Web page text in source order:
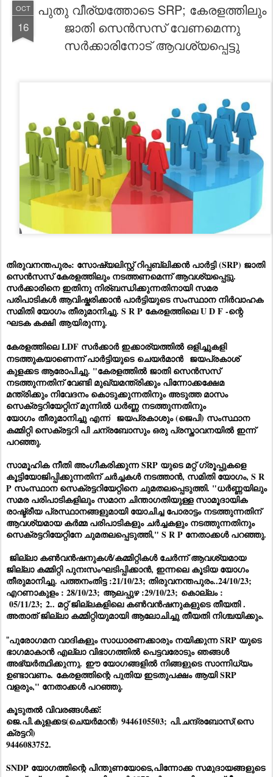
OCT
16
പുതു വീര്യത്തോടെ SRP; കേരളത്തിലും
ജാതി സെൻസസ് വേണമെന്നു
സർക്കാരിനോട് ആവശ്യപ്പെട്ടു
തിരുവനന്തപുരം: സോഷ്യലിസ്റ്റ് റിപ്പബ്ലിക്കൻ പാർട്ടി (SRP) ജാതി
സെൻസസ് കേരളത്തിലും നടത്തണമെന്ന് ആവശ്യപ്പെട്ടു.
സർക്കാരിനെ ഇതിനു നിര്ബന്ധിക്കുന്നതിനായി സമര
പരിപാടികൾ ആവിഷ്കരിക്കാൻ പാർട്ടിയുടെ സംസ്ഥാന നിർവാഹക
സമിതി യോഗം തീരുമാനിച്ചു. S R P കേരളത്തിലെ U D F -ന്റെ
ഘടക കക്ഷി ആയിരുന്നു.
കേരളത്തിലെ LDF സർക്കാർ ഇക്കാര്യത്തിൽ ഒളിച്ചുകളി
നടത്തുകയാണെന്ന് പാർട്ടിയുടെ ചെയർമാൻ ജയപ്രകാശ്
കുളക്കട ആരോപിച്ചു. "കേരളത്തിൽ ജാതി സെൻസസ്
നടത്തുന്നതിന് വേണ്ടി മുഖ്യമന്ത്രിക്കും പിന്നോക്കക്ഷേമ
മന്ത്രിക്കും നിവേദനം കൊടുക്കുന്നതിനും അടുത്ത മാസം
സെക്രട്ടറിയേറ്റിന് മുന്നിൽ ധർണ്ണ നടത്തുന്നതിനും
യോഗം തീരുമാനിച്ചു എന്ന് ജയപ്രകാശും (ജെപി) സംസ്ഥാന
കമ്മിറ്റി സെക്രട്ടറി പി ചന്രബോസും ഒരു പ്രസ്താവനയിൽ ഇന്ന്
പറഞ്ഞു.
സാമൂഹിക നീതി അംഗീകരിക്കുന്ന SRP യുടെ മറ്റ് ഗ്രൂപ്പുകളെ
കൂട്ടിയോജിപ്പിക്കുന്നതിന് ചർച്ചകൾ നടത്താൻ, സമിതി യോഗം, S R
P സംസ്ഥാന സെക്രട്ടറിയേറ്റിനെ ചുമതലപ്പെടുത്തി. "ധർണ്ണയിലും
സമര പരിപാടികളിലും സമാന ചിന്താഗതിയുള്ള സാമൂദായിക
രാഷ്ട്രീയ പ്രസ്ഥാനങ്ങളുമായി യോചിച്ച പോരാട്ടം നടത്തുന്നതിന്
ആവശ്യമായ കർമ്മ പരിപാടികളും ചർച്ചകളും നടത്തുന്നതിനും
സെക്രട്ടറിയേറ്റിനേ ചുമതലപ്പെടുത്തി," S R P നേതാക്കൾ പറഞ്ഞു.
ജില്ലാ കൺവൻഷനുകൾ/കമ്മിറ്റികൾ ചേർന്ന് ആവശ്യമായ
ജില്ലാ കമ്മിറ്റി പുനഃസംഘടിപ്പിക്കാൻ, ഇന്നലെ കൂടിയ യോഗം
തീരുമാനിച്ചു. പത്തനംതിട്ട :21/10/23; തിരുവനന്തപുരം..24/10/23;
എറണാകുളം : 28/10/23; ആലപ്പുഴ :29/10/23; കൊല്ലം :
05/11/23; 2.. മറ്റ് ജില്ലകളിലെ കൺവൻഷനുകളുടെ തീയതി .
അതാത് ജില്ലാ കമ്മിറ്റിയുമായി ആലോചിച്ചു തീയതി നിശ്ചയിക്കും.
"പുരോഗമന വാദികളും സാധാരണക്കാരും നയിക്കുന്ന SRP യുടെ
ഭാഗമാകാൻ എല്ലാ വിഭാഗത്തിൽ പെട്ടവരോടും ഞങ്ങൾ
അഭ്യർത്ഥിക്കുന്നു. ഈ യോഗങ്ങളിൽ നിങ്ങളുടെ സാന്നിധ്യം
ഉണ്ടാവണം. കേരളത്തിന്റെ പുതിയ ഇടതുപക്ഷം ആയി SRP
വളരും," നേതാക്കൾ പറഞ്ഞു.
കൂടുതൽ വിവരങ്ങൾക്ക്:
ജെ.പി.കുളക്കട(ചെയർമാൻ) 9446105503; പി.ചന്ദ്രബോസ്(സെ
ക്രട്ടറി)
9446083752.
SNDP യോഗത്തിന്റെ പിന്തുണയോടെ,പിന്നോക്ക സമുദായങ്ങളുടെ